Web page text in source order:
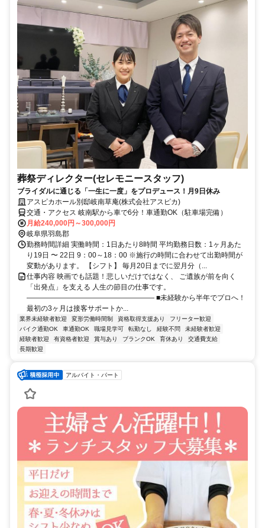
葬祭ディレクター(セレモニースタッフ)
ブライダルに通じる「一生に一度」をプロデュース！月9日休み
アスピカホール別邸岐南草庵(株式会社アスピカ)
交通・アクセス 岐南駅から車で6分！車通勤OK（駐車場完備）
月給240,000円～300,000円
岐阜県羽島郡
勤務時間詳細 実働時間：1日あたり8時間 平均勤務日数：1ヶ月あた
り19日 〜 22日 9：00～18：00 ※施行の時間に合わせて出勤時間が
変動があります。 【シフト】 毎月20日までに翌月分（...
仕事内容 映画でも話題！悲しいだけではなく、 ご遺族が前を向く
「出発点」を支える 人生の節目の仕事です。
―――――――――――――――――― ■未経験から半年でプロへ！
最初の3ヶ月は接客サポートか...
業界未経験者歓迎 変形労働時間制 資格取得支援あり
フリーター歓迎
バイク通勤OK
車通勤OK 職場見学可 転勤なし 経験不問
未経験者歓迎
経験者歓迎
有資格者歓迎 賞与あり ブランクOK 育休あり
交通費支給
長期歓迎
アルバイト・パート